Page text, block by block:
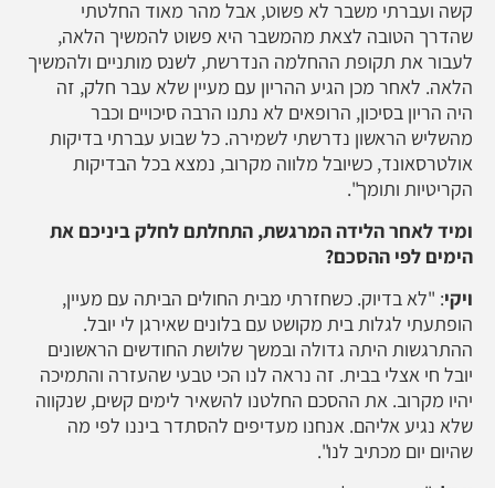
קשה ועברתי משבר לא פשוט, אבל מהר מאוד החלטתי
שהדרך הטובה לצאת מהמשבר היא פשוט להמשיך הלאה,
לעבור את תקופת ההחלמה הנדרשת, לשנס מותניים ולהמשיך
הלאה. לאחר מכן הגיע ההריון עם מעיין שלא עבר חלק, זה
היה הריון בסיכון, הרופאים לא נתנו הרבה סיכויים וכבר
מהשליש הראשון נדרשתי לשמירה. כל שבוע עברתי בדיקות
אולטרסאונד, כשיובל מלווה מקרוב, נמצא בכל הבדיקות
הקריטיות ותומך".
ומיד לאחר הלידה המרגשת, התחלתם לחלק ביניכם את
הימים לפי ההסכם?
ויקי: "לא בדיוק. כשחזרתי מבית החולים הביתה עם מעיין,
הופתעתי לגלות בית מקושט עם בלונים שאירגן לי יובל.
ההתרגשות היתה גדולה ובמשך שלושת החודשים הראשונים
יובל חי אצלי בבית. זה נראה לנו הכי טבעי שהעזרה והתמיכה
יהיו מקרוב. את ההסכם החלטנו להשאיר לימים קשים, שנקווה
שלא נגיע אליהם. אנחנו מעדיפים להסתדר ביננו לפי מה
שהיום יום מכתיב לנו".